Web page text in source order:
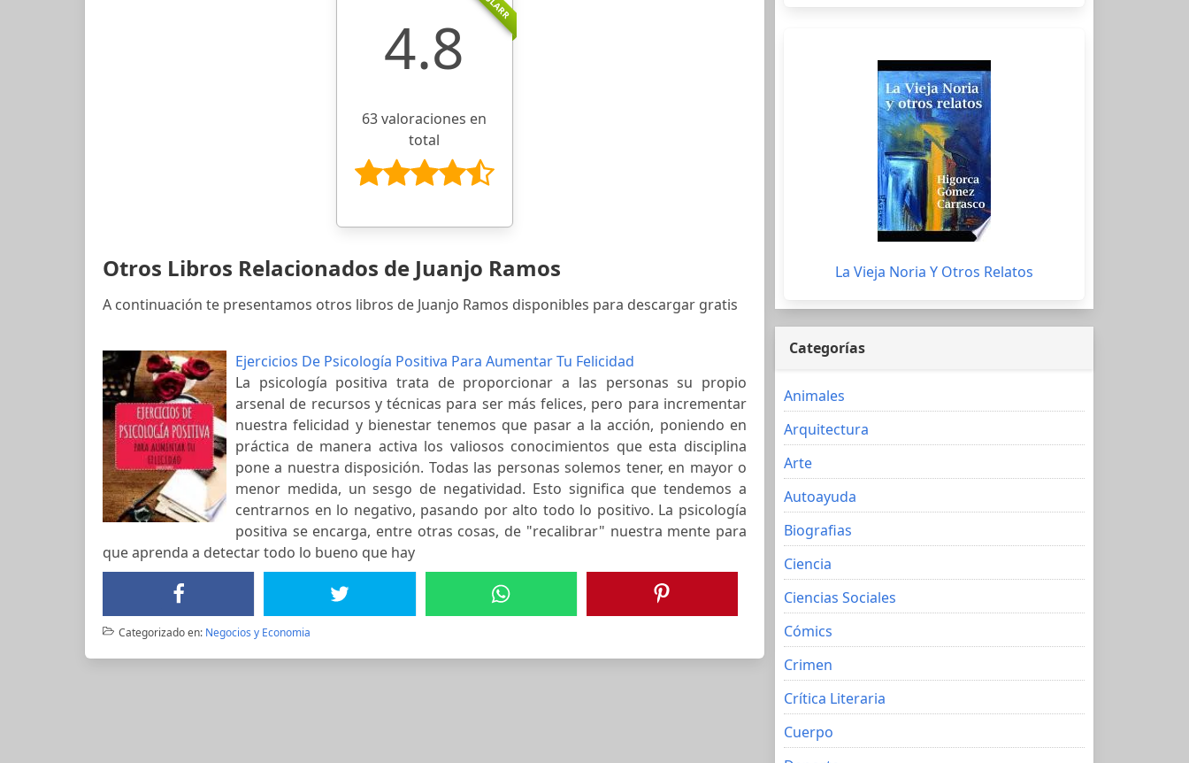
4.8
63 valoraciones en
total
Otros Libros Relacionados de Juanjo Ramos
A continuación te presentamos otros libros de Juanjo Ramos disponibles para descargar gratis
Ejercicios De Psicología Positiva Para Aumentar Tu Felicidad
La psicología positiva trata de proporcionar a las personas su propio
arsenal de recursos y técnicas para ser más felices, pero para incrementar
nuestra felicidad y bienestar tenemos que pasar a la acción, poniendo en
práctica de manera activa los valiosos conocimientos que esta disciplina
pone a nuestra disposición. Todas las personas solemos tener, en mayor o
menor medida, un sesgo de negatividad. Esto significa que tendemos a
centrarnos en lo negativo, pasando por alto todo lo positivo. La psicología
positiva se encarga, entre otras cosas, de "recalibrar" nuestra mente para
que aprenda a detectar todo lo bueno que hay
Categorizado en: Negocios y Economia
La Vieja Noria Y Otros Relatos
Categorías
Animales
Arquitectura
Arte
Autoayuda
Biografias
Ciencia
Ciencias Sociales
Cómics
Crimen
Crítica Literaria
Cuerpo